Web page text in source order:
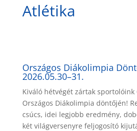
Atlétika
Országos Diákolimpia
2026.05.30–31.
Kiváló hétvégét zártak sportolóink
Országos Diákolimpia döntőjén!
csúcs, idei legjobb eredmény,
két világversenyre feljogosító